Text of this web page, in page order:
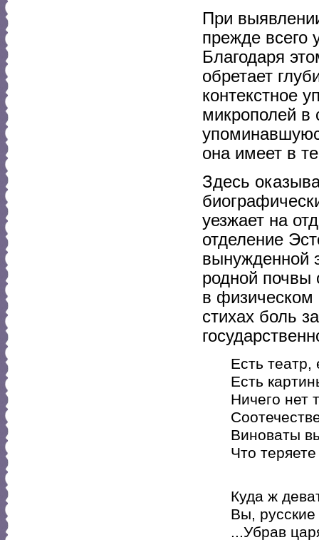
При
прежде всего
Благодаря
обретает
контекстное
микрополей в
она имеет в
Здесь
уезжает на
отделение
вынужденной
родной почвы
в физическом
стихах боль
Есть театр,
Есть
Ничего нет
Виноваты
Что
Куда ж
Вы,
...Убрав